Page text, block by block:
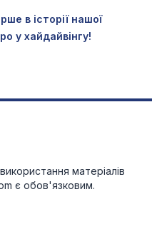
в історії нашої
у хайдайвінгу!
матеріалів
є обов'язковим.